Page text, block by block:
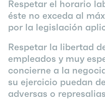
Respetar el horario
éste no exceda al
por la legislación
Respetar la libertad
empleados y muy
concierne a la
su ejercicio puedan
adversas o